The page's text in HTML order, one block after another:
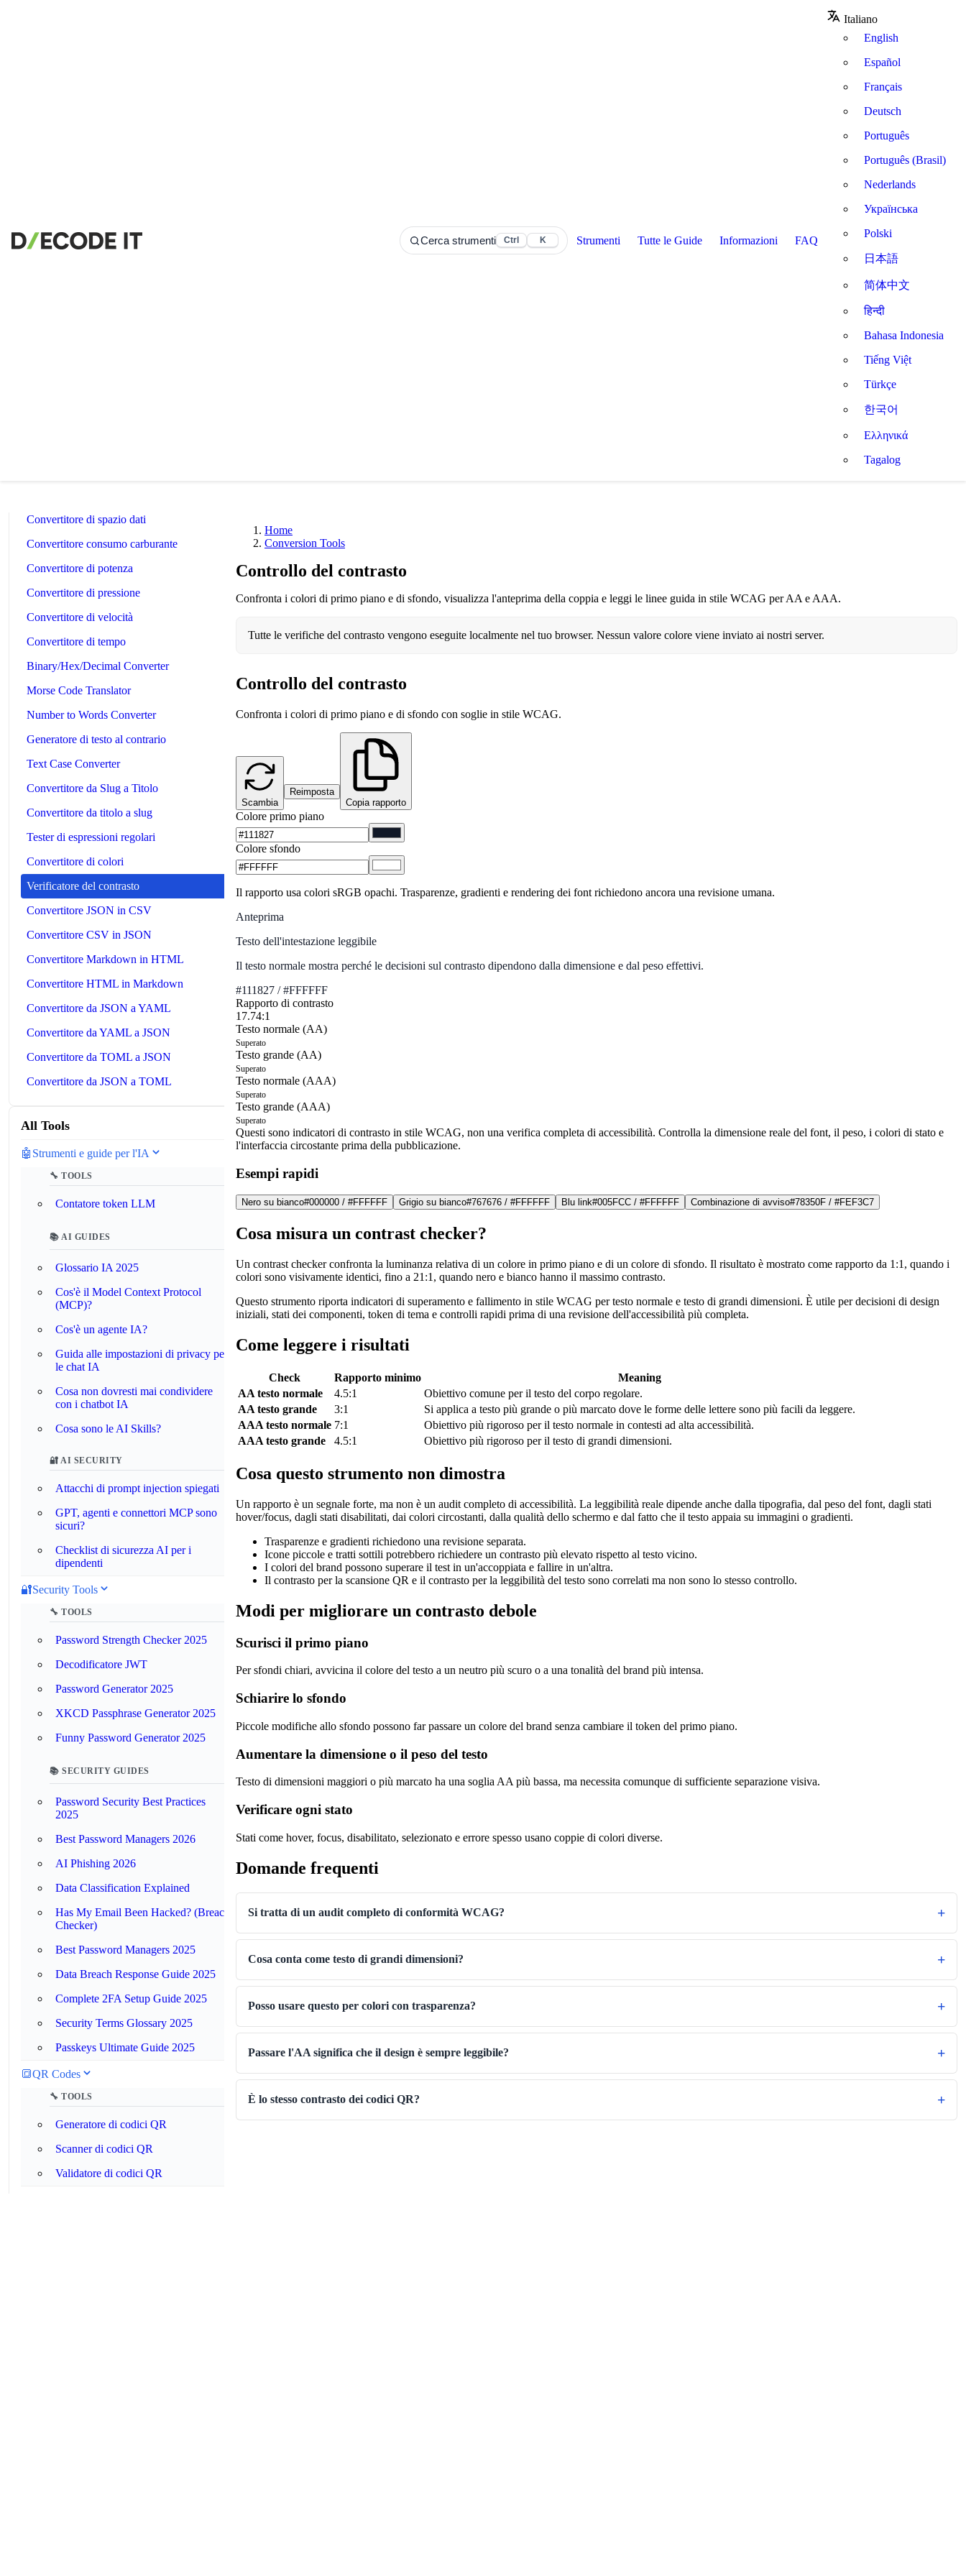
Cerca strumenti Ctrl K Strumenti Tutte le Guide Informazioni FAQ
Italiano
English
Español
Français
Deutsch
Português
Português (Brasil)
Nederlands
Українська
Polski
日本語
简体中文
हिन्दी
Bahasa Indonesia
Tiếng Việt
Türkçe
한국어
Ελληνικά
Tagalog
Convertitore di spazio dati
Convertitore consumo carburante
Convertitore di potenza
Convertitore di pressione
Convertitore di velocità
Convertitore di tempo
Binary/Hex/Decimal Converter
Morse Code Translator
Number to Words Converter
Generatore di testo al contrario
Text Case Converter
Convertitore da Slug a Titolo
Convertitore da titolo a slug
Tester di espressioni regolari
Convertitore di colori
Verificatore del contrasto
Convertitore JSON in CSV
Convertitore CSV in JSON
Convertitore Markdown in HTML
Convertitore HTML in Markdown
Convertitore da JSON a YAML
Convertitore da YAML a JSON
Convertitore da TOML a JSON
Convertitore da JSON a TOML
All Tools
🤖 Strumenti e guide per l'IA
🔧 TOOLS
Contatore token LLM
📚 AI GUIDES
Glossario IA 2025
Cos'è il Model Context Protocol
(MCP)?
Cos'è un agente IA?
Guida alle impostazioni di privacy per
le chat IA
Cosa non dovresti mai condividere
con i chatbot IA
Cosa sono le AI Skills?
🔐 AI SECURITY
Attacchi di prompt injection spiegati
GPT, agenti e connettori MCP sono
sicuri?
Checklist di sicurezza AI per i
dipendenti
🔐Security Tools
🔧 TOOLS
Password Strength Checker 2025
Decodificatore JWT
Password Generator 2025
XKCD Passphrase Generator 2025
Funny Password Generator 2025
📚 SECURITY GUIDES
Password Security Best Practices
2025
Best Password Managers 2026
AI Phishing 2026
Data Classification Explained
Has My Email Been Hacked? (Breach
Checker)
Best Password Managers 2025
Data Breach Response Guide 2025
Complete 2FA Setup Guide 2025
Security Terms Glossary 2025
Passkeys Ultimate Guide 2025
🔳QR Codes
🔧 TOOLS
Generatore di codici QR
Scanner di codici QR
Validatore di codici QR
Home
Conversion Tools
Controllo del contrasto
Confronta i colori di primo piano e di sfondo, visualizza l'anteprima della coppia e leggi le linee guida in stile WCAG per AA e AAA.
Tutte le verifiche del contrasto vengono eseguite localmente nel tuo browser. Nessun valore colore viene inviato ai nostri server.
Controllo del contrasto
Confronta i colori di primo piano e di sfondo con soglie in stile WCAG.
Scambia
Reimposta
Copia rapporto
Colore primo piano
Colore sfondo
Il rapporto usa colori sRGB opachi. Trasparenze, gradienti e rendering dei font richiedono ancora una revisione umana.
Anteprima
Testo dell'intestazione leggibile
Il testo normale mostra perché le decisioni sul contrasto dipendono dalla dimensione e dal peso effettivi.
#111827 /#FFFFFF
Rapporto di contrasto
17.74:1
Testo normale (AA)
Superato
Testo grande (AA)
Superato
Testo normale (AAA)
Superato
Testo grande (AAA)
Superato
Questi sono indicatori di contrasto in stile WCAG, non una verifica completa di accessibilità. Controlla la dimensione reale del font, il peso, i colori di stato e
l'interfaccia circostante prima della pubblicazione.
Esempi rapidi
Nero su bianco#000000 / #FFFFFF Grigio su bianco#767676 / #FFFFFF Blu link#005FCC / #FFFFFF Combinazione di avviso#78350F / #FEF3C7
Cosa misura un contrast checker?
Un contrast checker confronta la luminanza relativa di un colore in primo piano e di un colore di sfondo. Il risultato è mostrato come rapporto da 1:1, quando i
colori sono visivamente identici, fino a 21:1, quando nero e bianco hanno il massimo contrasto.
Questo strumento riporta indicatori di superamento e fallimento in stile WCAG per testo normale e testo di grandi dimensioni. È utile per decisioni di design
iniziali, stati dei componenti, token di tema e controlli rapidi prima di una revisione dell'accessibilità più completa.
Come leggere i risultati
Check Rapporto minimo
Meaning
AA testo normale
4.5:1
Obiettivo comune per il testo del corpo regolare.
AA testo grande
3:1
Si applica a testo più grande o più marcato dove le forme delle lettere sono più facili da leggere.
AAA testo normale 7:1
Obiettivo più rigoroso per il testo normale in contesti ad alta accessibilità.
AAA testo grande
4.5:1 Obiettivo più rigoroso per il testo di grandi dimensioni.
Cosa questo strumento non dimostra
Un rapporto è un segnale forte, ma non è un audit completo di accessibilità. La leggibilità reale dipende anche dalla tipografia, dal peso del font, dagli stati
hover/focus, dagli stati disabilitati, dai colori circostanti, dalla qualità dello schermo e dal fatto che il testo appaia su immagini o gradienti.
Trasparenze e gradienti richiedono una revisione separata.
Icone piccole e tratti sottili potrebbero richiedere un contrasto più elevato rispetto al testo vicino.
I colori del brand possono superare il test in un'accoppiata e fallire in un'altra.
Il contrasto per la scansione QR e il contrasto per la leggibilità del testo sono correlati ma non sono lo stesso controllo.
Modi per migliorare un contrasto debole
Scurisci il primo piano
Per sfondi chiari, avvicina il colore del testo a un neutro più scuro o a una tonalità del brand più intensa.
Schiarire lo sfondo
Piccole modifiche allo sfondo possono far passare un colore del brand senza cambiare il token del primo piano.
Aumentare la dimensione o il peso del testo
Testo di dimensioni maggiori o più marcato ha una soglia AA più bassa, ma necessita comunque di sufficiente separazione visiva.
Verificare ogni stato
Stati come hover, focus, disabilitato, selezionato e errore spesso usano coppie di colori diverse.
Domande frequenti
Si tratta di un audit completo di conformità WCAG?
Cosa conta come testo di grandi dimensioni?
Posso usare questo per colori con trasparenza?
Passare l'AA significa che il design è sempre leggibile?
È lo stesso contrasto dei codici QR?